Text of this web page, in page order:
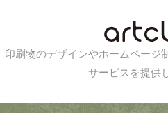
印刷物のデザインやホームページ
サービスを提供